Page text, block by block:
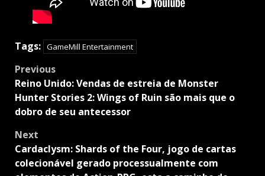
Tags: GameMill Entertainment
Post
navigation
Previous
Reino Unido: Vendas de estreia de Monster
Hunter Stories 2: Wings of Ruin são mais que o
dobro de seu antecessor
Next
Cardaclysm: Shards of the Four, jogo de cartas
colecionável gerado processualmente com